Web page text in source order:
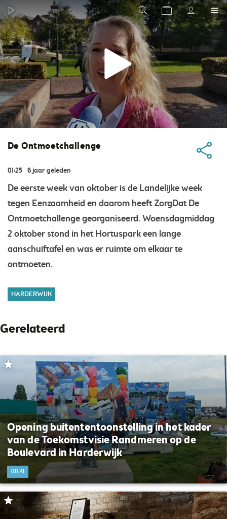
De Ontmoetchallenge
01:25 6 jaar geleden
De eerste week van oktober is de Landelijke week
tegen Eenzaamheid en daarom heeft ZorgDat De
Ontmoetchallenge georganiseerd. Woensdagmiddag
2 oktober stond in het Hortuspark een lange
aanschuiftafel en was er ruimte om elkaar te
ontmoeten.
HARDERWIJK
Gerelateerd
Opening buitententoonstelling in het kader
van de Toekomstvisie Randmeren op de
Boulevard in Harderwijk
00:41